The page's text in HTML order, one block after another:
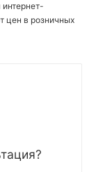
интернет-
цен в розничных